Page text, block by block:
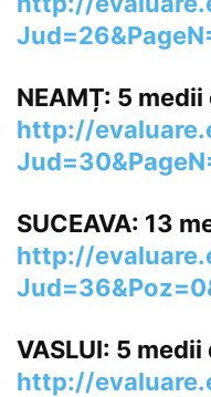
NEAMȚ: 5 medii
http://
SUCEAVA: 13
http://
VASLUI: 5 medii
http://